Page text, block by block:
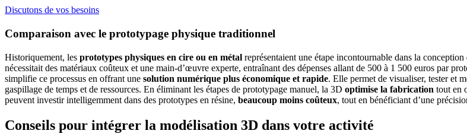
Discutons de vos besoins
Comparaison avec le prototypage physique traditionnel
Historiquement, les prototypes physiques en cire ou en métal représentaient une étape incontournable dans la
nécessitait des matériaux coûteux et une main-d’œuvre experte, entraînant des dépenses allant de 500 à 1 500 euros par
simplifie ce processus en offrant une solution numérique plus économique et rapide. Elle permet de visualiser, tester et
gaspillage de temps et de ressources. En éliminant les étapes de prototypage manuel, la 3D optimise la fabrication tout en
peuvent investir intelligemment dans des prototypes en résine, beaucoup moins coûteux, tout en bénéficiant d’une
Conseils pour intégrer la modélisation 3D dans votre activité